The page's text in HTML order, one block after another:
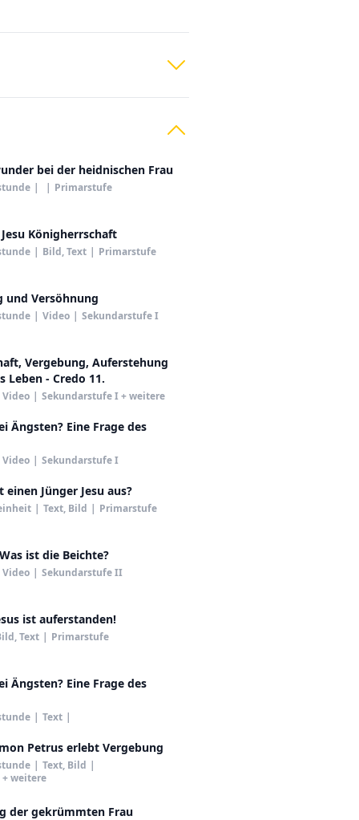
bei der heidnischen Frau
| | Primarstufe
Königherrschaft
| Bild, Text | Primarstufe
und Versöhnung
| Video | Sekundarstufe I
Vergebung, Auferstehung
Leben - Credo 11.
Video | Sekundarstufe I + weitere
Ängsten? Eine Frage des
Video | Sekundarstufe I
einen Jünger Jesu aus?
| Text, Bild | Primarstufe
ist die Beichte?
Video | Sekundarstufe II
ist auferstanden!
Text | Primarstufe
Ängsten? Eine Frage des
| Text |
Petrus erlebt Vergebung
| Text, Bild |
weitere
der gekrümmten Frau